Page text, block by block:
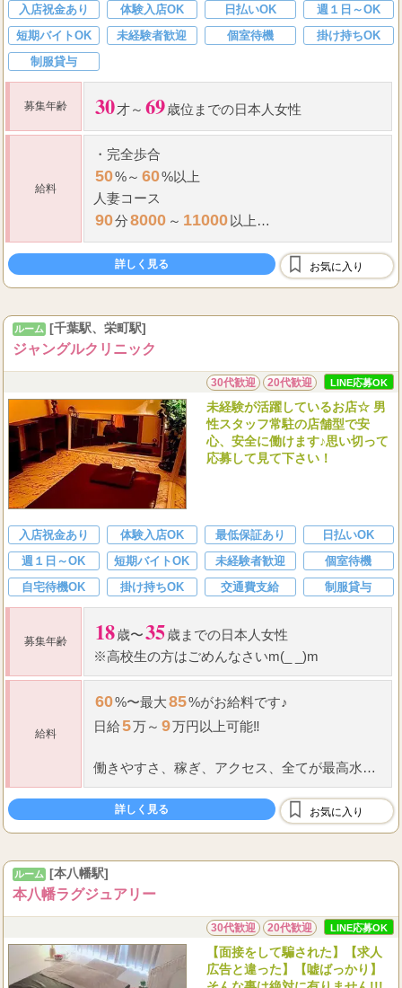
入店祝金あり 体験入店OK 日払いOK
週１日～OK
短期バイトOK
未経験者歓迎 個室待機
掛け持ちOK
制服貸与
募集年齢 30才～ 69歳位までの日本人女性
給料
・ 完全歩合
50%～ 60%以上
人妻コース
90分8000 ～ 11000 以上
120分11000～14000以上
150分 13000 以上
180分15000～18000以上
...
詳しく見る お気に入り
ルーム [千葉駅、栄町駅]
ジャングルクリニック
30代歓迎 20代歓迎 LINE応募OK
未経験が活躍しているお店☆ 男
性スタッフ常駐の店舗型で安
心、安全に働けます♪思い切って
応募して見て下さい！
入店祝金あり 体験入店OK 最低保証あり
日払いOK
週１日～OK
短期バイトOK 未経験者歓迎
個室待機
自宅待機OK
掛け持ちOK 交通費支給 制服貸与
募集年齢 18歳〜35歳までの日本人女性
※高校生の方はごめんなさいm(_ _)m
給料
60%〜最大85%がお給料です♪
日給5万～ 9万円以上可能‼
働きやすさ、稼ぎ、アクセス、全てが最高水
準‼
完全歩合制＋全額日払い制で、あなたの努力が
週
詳しく見る お気に入り
ルーム [本八幡駅]
本八幡ラグジュアリー
30代歓迎 20代歓迎 LINE応募OK
【面接をして騙された】【求人
広告と違った】【嘘ばっかり】